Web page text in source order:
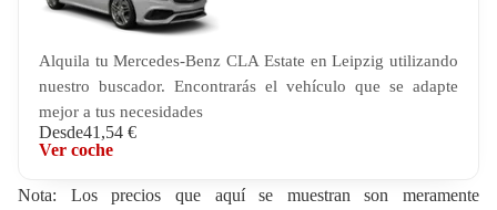
Alquila tu Mercedes-Benz CLA Estate en Leipzig utilizando
nuestro buscador. Encontrarás el vehículo que se adapte
mejor a tus necesidades
Desde41,54 €
Ver coche
Nota: Los precios que aquí se muestran son meramente